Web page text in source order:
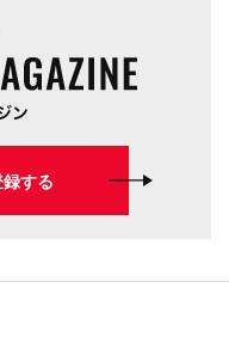
する